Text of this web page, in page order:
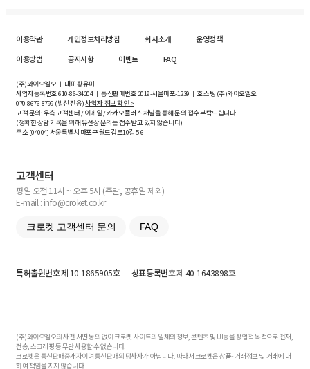
이용약관 개인정보처리방침 회사소개
운영정책
이용방법
공지사항 이벤트 FAQ
(주)와이오엘오 ㅣ 대표 황유미
사업자등록번호610-86-34204ㅣ 통신판매번호 2019-서울마포-1239 ㅣ 호스팅 (주)와이오엘오
070-8676-8799 (발신 전용)사업자 정보 확인 >
고객 문의: 우측 고객센터 / 이메일 / 카카오플러스 채널을 통해 문의 접수 부탁드립니다.
(정확한 상담 기록을 위해 유선상 문의는 접수받고 있지 않습니다)
주소 [04004] 서울특별시 마포구 월드컵로10길5-6
고객센터
평일 오전 11시 ~ 오후 5시 (주말, 공휴일 제외)
E-mail : info@croket.co.kr
크로켓 고객센터 문의 FAQ
특허출원번호제 10-1865905호 상표등록번호제 40-1643898호
(주)와이오엘오의 사전 서면 동의 없이 크로켓 사이트의 일체의 정보, 콘텐츠 및 UI등을 상업적 목적으로 전재,
전송, 스크래핑 등 무단 사용할 수 없습니다.
크로켓은 통신판매중개자이며 통신판매의 당사자가 아닙니다. 따라서 크로켓은 상품·거래정보 및 거래에 대
하여 책임을 지지 않습니다.